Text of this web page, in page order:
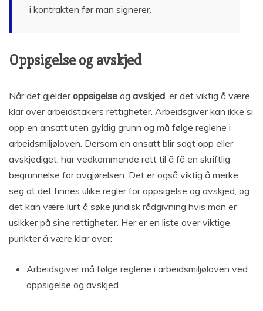
i kontrakten før man signerer.
Oppsigelse og avskjed
Når det gjelderoppsigelse og avskjed , er det viktig å være
klar over arbeidstakers rettigheter. Arbeidsgiver kan ikke si
opp en ansatt uten gyldig grunn og må følge reglene i
arbeidsmiljøloven. Dersom en ansatt blir sagt opp eller
avskjediget, har vedkommende rett til å få en skriftlig
begrunnelse for avgjørelsen. Det er også viktig å merke
seg at det finnes ulike regler for oppsigelse og avskjed, og
det kan være lurt å søke juridisk rådgivning hvis man er
usikker på sine rettigheter. Her er en liste over viktige
punkter å være klar over:
Arbeidsgiver må følge reglene i arbeidsmiljøloven ved
oppsigelse og avskjed